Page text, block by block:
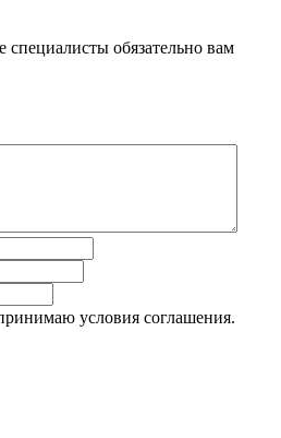
обязательно вам
условия соглашения.